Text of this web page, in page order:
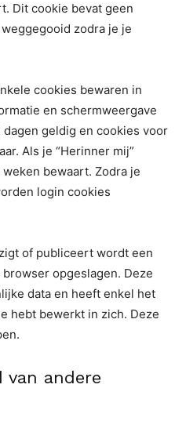
Dit cookie bevat geen
zodra je je
cookies bewaren in
en schermweergave
geldig en cookies voor
Als je “Herinner mij”
bewaart. Zodra je
login cookies
of publiceert wordt een
opgeslagen. Deze
data en heeft enkel het
hebt bewerkt in zich. Deze
van andere